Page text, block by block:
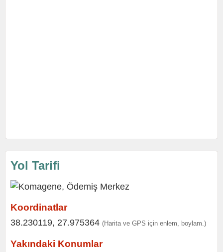
Yol Tarifi
Koordinatlar
38.230119, 27.975364 (Harita ve GPS için enlem, boylam.)
Yakındaki Konumlar